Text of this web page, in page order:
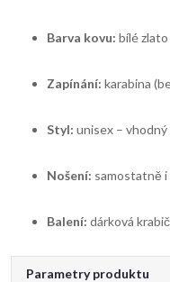
Barva kovu: bílé zlato
Zapínání: karabina
Styl: unisex –
Nošení: samostatně i
Balení: dárková
Parametry produktu